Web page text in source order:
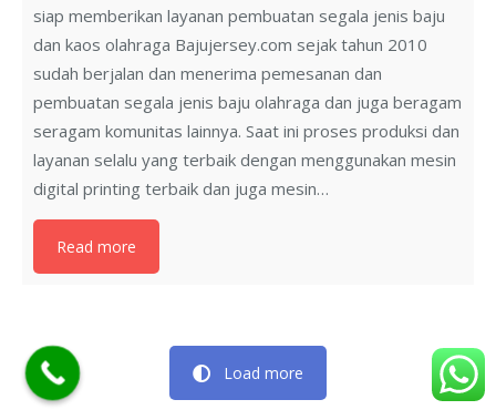
siap memberikan layanan pembuatan segala jenis baju
dan kaos olahraga Bajujersey.com sejak tahun 2010
sudah berjalan dan menerima pemesanan dan
pembuatan segala jenis baju olahraga dan juga beragam
seragam komunitas lainnya. Saat ini proses produksi dan
layanan selalu yang terbaik dengan menggunakan mesin
digital printing terbaik dan juga mesin…
Read more
Load more